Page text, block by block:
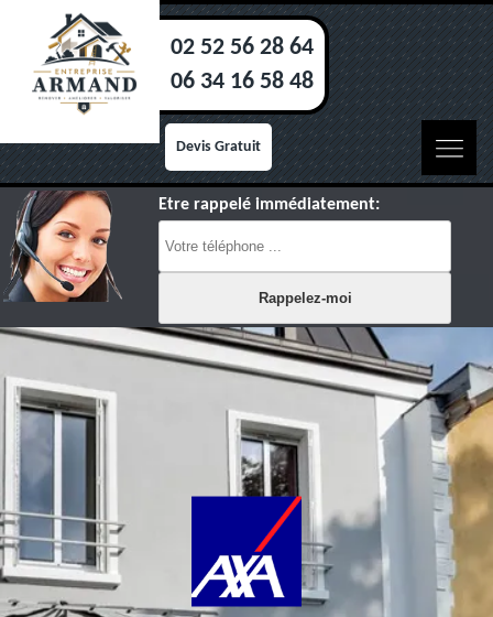
02 52 56 28 64
06 34 16 58 48
Devis Gratuit
Etre rappelé immédiatement: